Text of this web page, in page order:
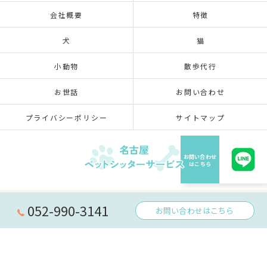
052-990-3141 お問い合わせはこちら
会社概要 特徴
犬 猫
小動物 散歩代行
お世話 お問い合わせ
プライバシーポリシー サイトマップ
© 2026 愛知県名古屋のペットシッターなら名古屋ペットシッターサービス ALL RIGHTS
RESERVED.